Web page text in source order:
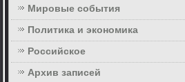
Мировые события
Политика и экономика
Российское
Архив записей